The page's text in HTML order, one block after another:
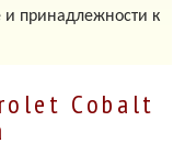
и принадлежности к
Cobalt